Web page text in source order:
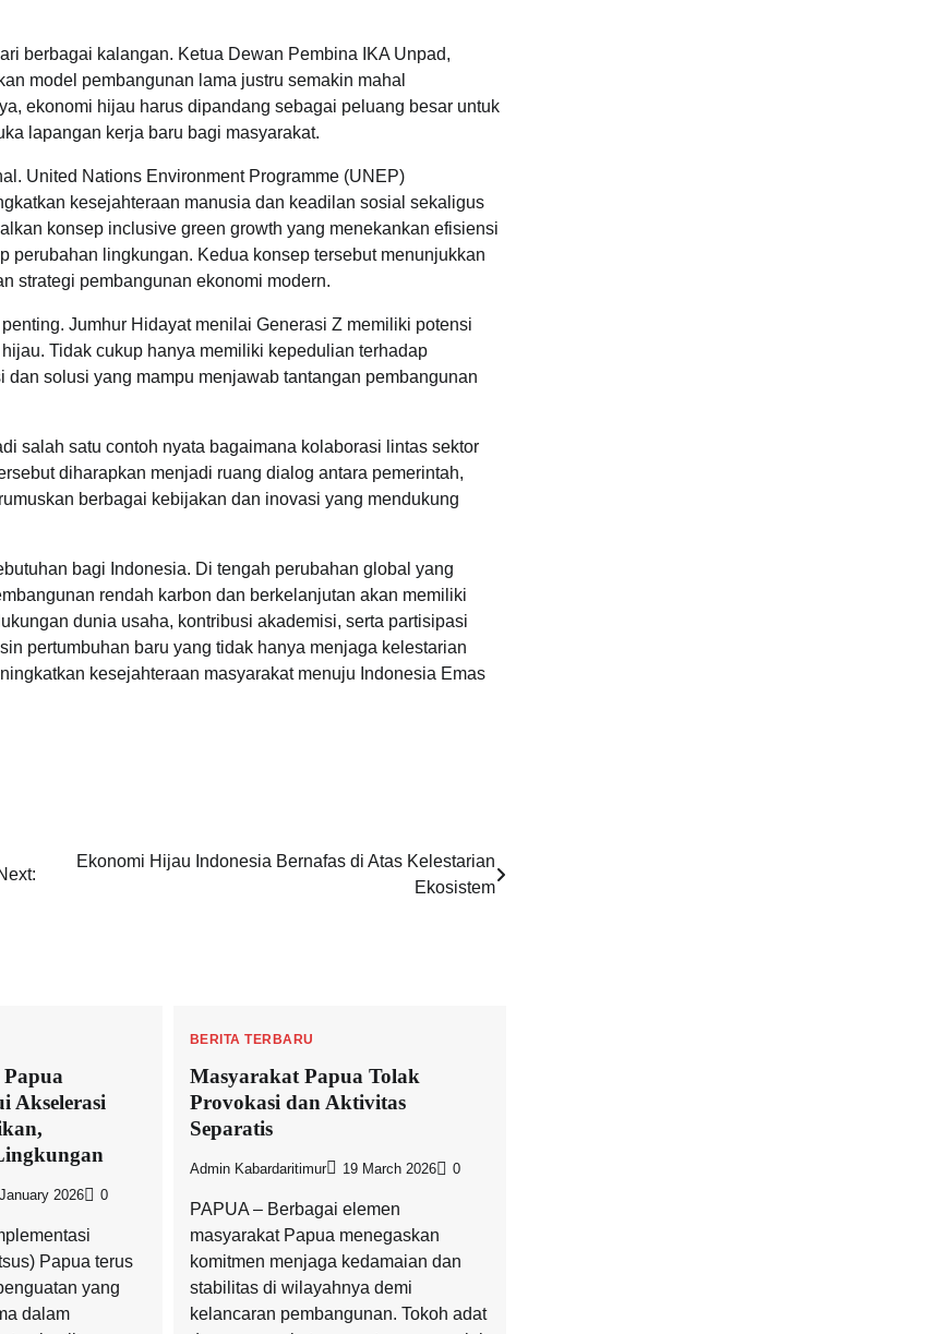
berbagai kalangan. Ketua Dewan Pembina IKA Unpad,
model pembangunan lama justru semakin mahal
ekonomi hijau harus dipandang sebagai peluang besar untuk
lapangan kerja baru bagi masyarakat.
United Nations Environment Programme (UNEP)
kesejahteraan manusia dan keadilan sosial sekaligus
konsep inclusive green growth yang menekankan efisiensi
perubahan lingkungan. Kedua konsep tersebut menunjukkan
strategi pembangunan ekonomi modern.
Jumhur Hidayat menilai Generasi Z memiliki potensi
Tidak cukup hanya memiliki kepedulian terhadap
solusi yang mampu menjawab tantangan pembangunan
salah satu contoh nyata bagaimana kolaborasi lintas sektor
diharapkan menjadi ruang dialog antara pemerintah,
berbagai kebijakan dan inovasi yang mendukung
bagi Indonesia. Di tengah perubahan global yang
rendah karbon dan berkelanjutan akan memiliki
dunia usaha, kontribusi akademisi, serta partisipasi
pertumbuhan baru yang tidak hanya menjaga kelestarian
kesejahteraan masyarakat menuju Indonesia Emas
Ekonomi Hijau Indonesia Bernafas di Atas Kelestarian
Ekosistem
Akselerasi
2026 0
Papua terus
yang
dalam
BERITA TERBARU
Masyarakat Papua Tolak
Provokasi dan Aktivitas
Separatis
Admin Kabardaritimur 19 March 2026 0
PAPUA – Berbagai elemen
masyarakat Papua menegaskan
komitmen menjaga kedamaian dan
stabilitas di wilayahnya demi
kelancaran pembangunan. Tokoh adat